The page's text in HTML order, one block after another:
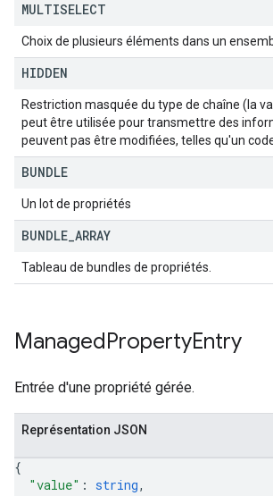
MULTISELECT
Choix de plusieurs éléments dans un
HIDDEN
Restriction masquée du type de chaîne (la
peut être utilisée pour transmettre des
peuvent pas être modifiées, telles qu'un
BUNDLE
Un lot de propriétés
BUNDLE ARRAY
Tableau de bundles de propriétés.
ManagedPropertyEntry
Entrée d'une propriété gérée.
Représentation JSON
{
"value" : string,